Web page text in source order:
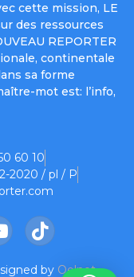
cette mission, LE
des ressources
REPORTER
continentale
sa forme
mot est: l’info,
60 10
2020 / pl / P
TikTok
by Oelnet.